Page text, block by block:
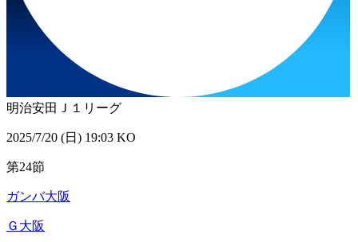
明治安田Ｊ１リーグ
2025/7/20 (日) 19:03 KO
第24節
ガンバ大阪
Ｇ大阪